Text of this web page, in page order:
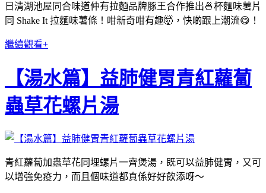
日清湖池屋同合味道仲有拉麵品牌豚王合作推出🍜杯麵味薯片
同 Shake It 拉麵味薯條！咁新奇咁有趣🤯，快啲跟上潮流😋！
繼續觀看+
【湯水篇】益肺健胃青紅蘿蔔
蟲草花螺片湯
青紅蘿蔔加蟲草花同埋螺片一齊煲湯，既可以益肺健胃，又可
以增強免疫力，而且個味道都真係好好飲添呀～